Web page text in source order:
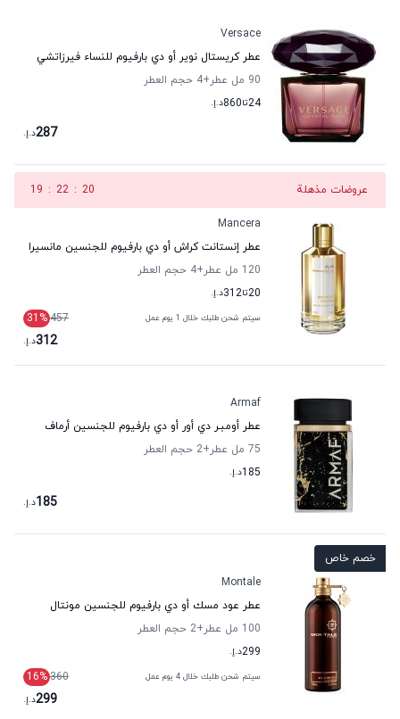
Versace
عطر كريستال نوير أو دي بارفيوم للنساء فيرزاتشي
90 مل عطر
+4
حجم العطر
24تا860د.إ.
287د.إ.
عروضات مذهلة 19
:
22
:
19
Mancera
عطر إنستانت كراش أو دي بارفيوم للجنسين مانسيرا
120 مل عطر
+4
حجم العطر
20تا312د.إ.
سيتم شحن طلبك خلال 1 يوم عمل 457
31 %
312د.إ.
Armaf
عطر أومبـر دي أور أو دي بارفيوم للجنسين أرماف
75 مل عطر
+2
حجم العطر
185د.إ.
185د.إ.
خصم خاص
Montale
عطر عود مسك أو دي بارفيوم للجنسين مونتال
100 مل عطر
+2
حجم العطر
299د.إ.
سيتم شحن طلبك خلال 4 يوم عمل 360
16%
299د.إ.